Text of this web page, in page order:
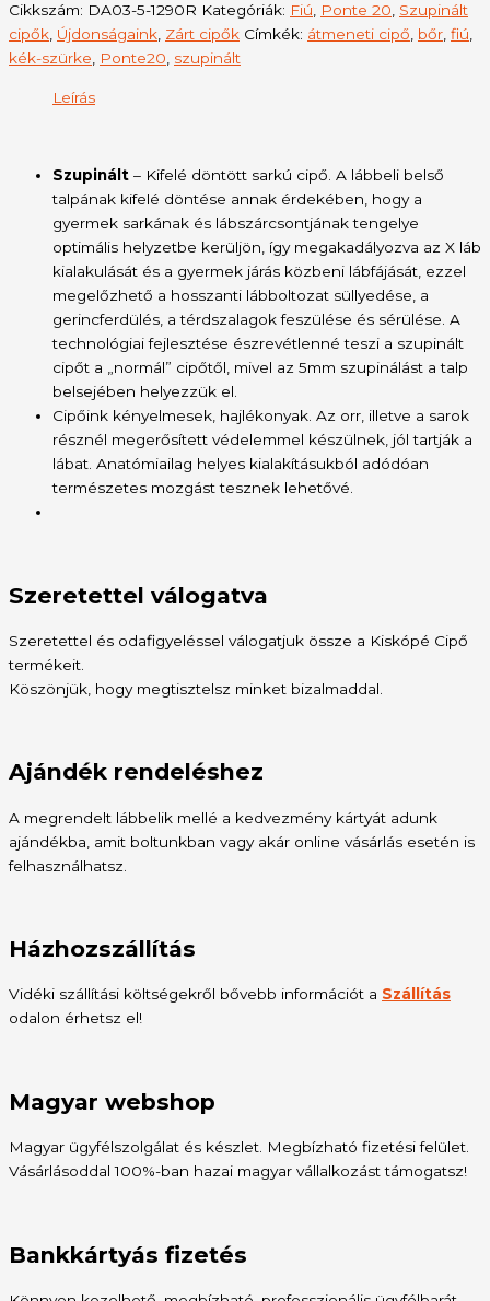
Cikkszám: DA03-5-1290R Kategóriák: Fiú Ponte 20 Szupinált
cipők Újdonságaink Zárt cipők Címkék: átmeneti cipő bőr fiú
kék-szürke
Ponte20 szupinált
Leírás
Szupinált – Kifelé döntött sarkú cipő. A lábbeli belső
talpának kifelé döntése annak érdekében, hogy a
gyermek sarkának és lábszárcsontjának tengelye
optimális helyzetbe kerüljön, így megakadályozva az X láb
kialakulását és a gyermek járás közbeni lábfájását, ezzel
megelőzhető a hosszanti lábboltozat süllyedése, a
gerincferdülés, a térdszalagok feszülése és sérülése. A
technológiai fejlesztése észrevétlenné teszi a szupinált
cipőt a „normál” cipőtől, mivel az 5mm szupinálást a talp
belsejében helyezzük el.
Cipőink kényelmesek, hajlékonyak. Az orr, illetve a sarok
résznél megerősített védelemmel készülnek, jól tartják a
lábat. Anatómiailag helyes kialakításukból adódóan
természetes mozgást tesznek lehetővé.
Szeretettel válogatva
Szeretettel és odafigyeléssel válogatjuk össze a Kiskópé Cipő
termékeit.
Köszönjük, hogy megtisztelsz minket bizalmaddal.
Ajándék rendeléshez
A megrendelt lábbelik mellé a kedvezmény kártyát adunk
ajándékba, amit boltunkban vagy akár online vásárlás esetén is
felhasználhatsz.
Házhozszállítás
Vidéki szállítási költségekről bővebb információt a Szállítás
odalon érhetsz el!
Magyar webshop
Magyar ügyfélszolgálat és készlet. Megbízható fizetési felület.
Vásárlásoddal 100%-ban hazai magyar vállalkozást támogatsz!
Bankkártyás fizetés